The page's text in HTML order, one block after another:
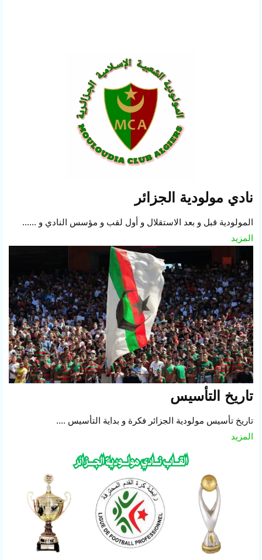
نادي مولودية الجزائر
المولودية قبل و بعد الاستقلال و أول لقب و مؤسس النادي و ......
المزيد
تاريخ التأسيس
تاريخ تأسيس مولودية الجزائر فكرة و بداية التأسيس ....
المزيد